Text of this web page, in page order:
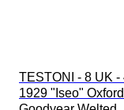
TESTONI - 8 UK -
1929 "Iseo"